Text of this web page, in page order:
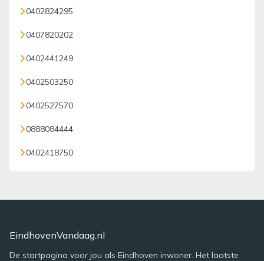
0402824295
0407820202
0402441249
0402503250
0402527570
0888084444
0402418750
EindhovenVandaag.nl
De startpagina voor jou als Eindhoven inwoner. Het laatste